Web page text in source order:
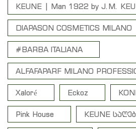
KEUNE | Man 1922 by J.M.
DIAPASON COSMETICS MILANO
#BARBA ITALIANA
ALFAFAPARF MILANO
Xaloré Eckoz
Pink House KEUNE